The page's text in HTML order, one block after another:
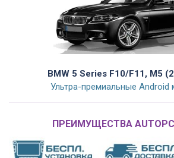
BMW 5 Series F10/F11, M5
Ультра-премиальные Android
ПРЕИМУЩЕСТВА